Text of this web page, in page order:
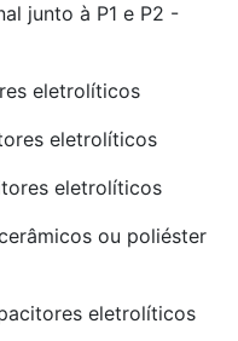
junto à P1 e P2 -
eletrolíticos
eletrolíticos
eletrolíticos
ou poliéster
eletrolíticos